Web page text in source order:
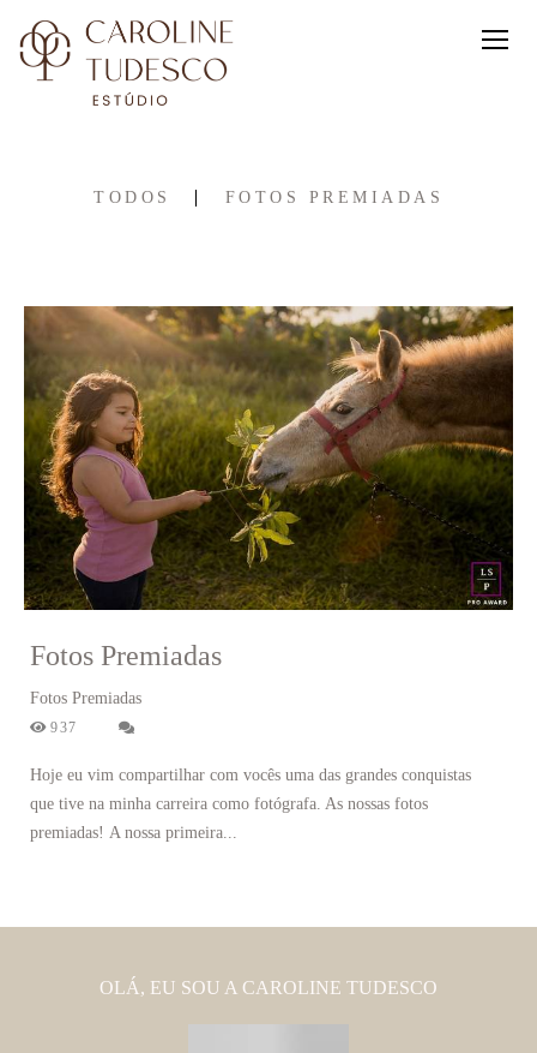
TODOS FOTOS PREMIADAS
Fotos Premiadas
Fotos Premiadas
937
Hoje eu vim compartilhar com vocês uma das grandes conquistas
que tive na minha carreira como fotógrafa. As nossas fotos
premiadas! A nossa primeira...
OLÁ, EU SOU A CAROLINE TUDESCO